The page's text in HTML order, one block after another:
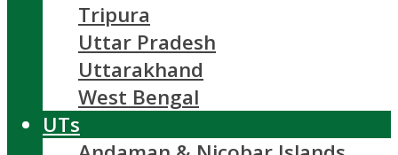
Tripura
Uttar Pradesh
Uttarakhand
West Bengal
UTs